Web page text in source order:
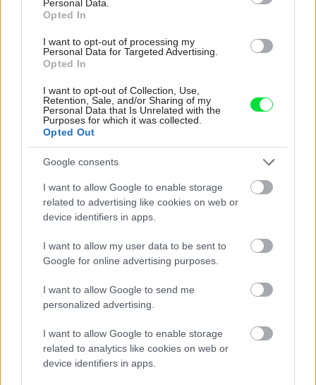
Personal Data.
Opted In
I want to opt-out of processing my
Personal Data for Targeted Advertising.
Opted In
I want to opt-out of Collection, Use,
Retention, Sale, and/or Sharing of my
Personal Data that Is Unrelated with the
Purposes for which it was collected.
Opted Out
Google consents
I want to allow Google to enable storage
related to advertising like cookies on web or
device identifiers in apps.
I want to allow my user data to be sent to
Google for online advertising purposes.
I want to allow Google to send me
personalized advertising.
I want to allow Google to enable storage
related to analytics like cookies on web or
device identifiers in apps.
vyjsť draho. Ako ho ochrániť pred hnitím a škodcami?
clovek by cakal ze vysusene drahe drevo bolo predtym naparovane aby
sa zbavilo zarodkov skodcov...
Najnovšie časopisy